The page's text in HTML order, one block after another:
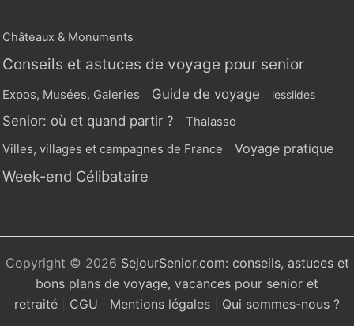
Châteaux & Monuments
Conseils et astuces de voyage pour senior
Expos, Musées, Galeries Guide de voyage lesslides
Senior: où et quand partir ? Thalasso
Villes, villages et campagnes de France Voyage pratique
Week-end Célibataire
Copyright © 2026 SejourSenior.com: conseils, astuces et
bons plans de voyage, vacances pour senior et
retraité
CGU Mentions légales Qui sommes-nous ?